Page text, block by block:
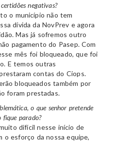
negativas?
o município não tem
dívida da NovPrev e agora
Mas já sofremos outro
pagamento do Pasep. Com
mês foi bloqueado, que foi
E temos outras
contas do Ciops.
bloqueados também por
foram prestadas.
o que senhor pretende
fique parado?
difícil nesse início de
o esforço da nossa equipe,